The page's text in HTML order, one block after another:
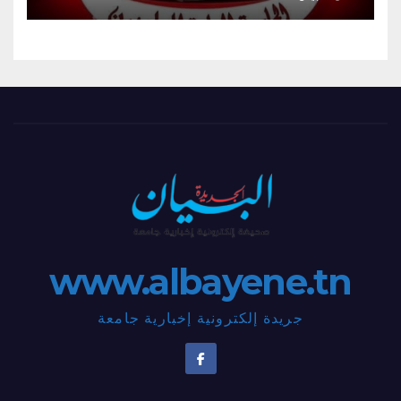
www.albayene.tn
جريدة إلكترونية إخبارية جامعة